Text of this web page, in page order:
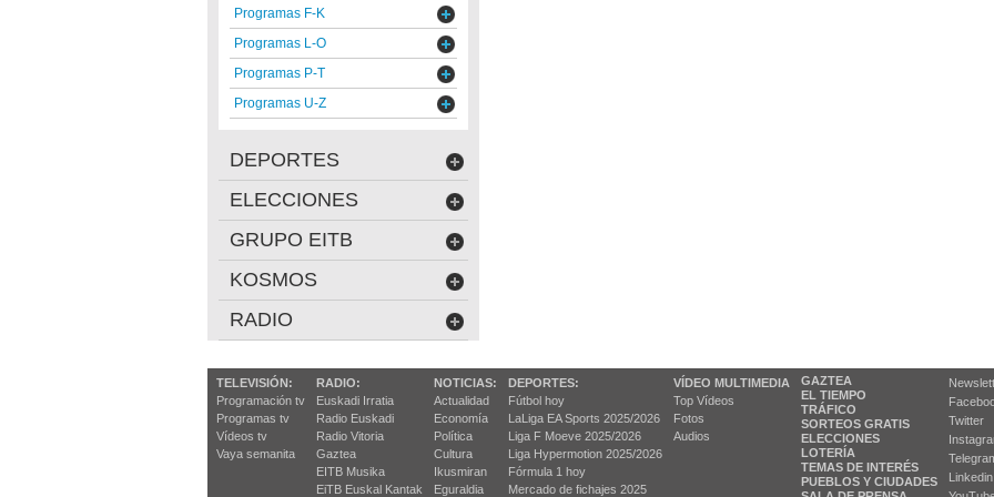
Programas F-K
Programas L-O
Programas P-T
Programas U-Z
DEPORTES
ELECCIONES
GRUPO EITB
KOSMOS
RADIO
TELEVISIÓN:
Programación tv
Programas tv
Vídeos tv
Vaya semanita
RADIO:
Euskadi Irratia
Radio Euskadi
Radio Vitoria
Gaztea
EITB Musika
EiTB Euskal Kantak
NOTICIAS:
Actualidad
Economía
Política
Cultura
Ikusmiran
Eguraldia
DEPORTES:
Fútbol hoy
LaLiga EA Sports 2025/2026
Liga F Moeve 2025/2026
Liga Hypermotion 2025/2026
Fórmula 1 hoy
Mercado de fichajes 2025
VÍDEO MULTIMEDIA
Top Vídeos
Fotos
Audios
GAZTEA
EL TIEMPO
TRÁFICO
SORTEOS GRATIS
ELECCIONES
LOTERÍA
TEMAS DE INTERÉS
PUEBLOS Y CIUDADES
Twitter
Linkedin